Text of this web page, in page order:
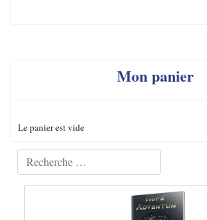
Mon panier
Le panier est vide
Valider